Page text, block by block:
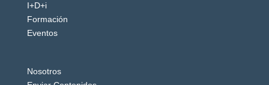
I+D+i
Formación
Eventos
Nosotros